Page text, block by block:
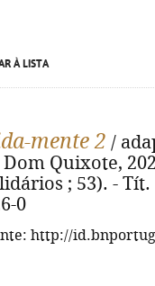
À LISTA
mente 2 /
Quixote,
; 53). -
0
http://